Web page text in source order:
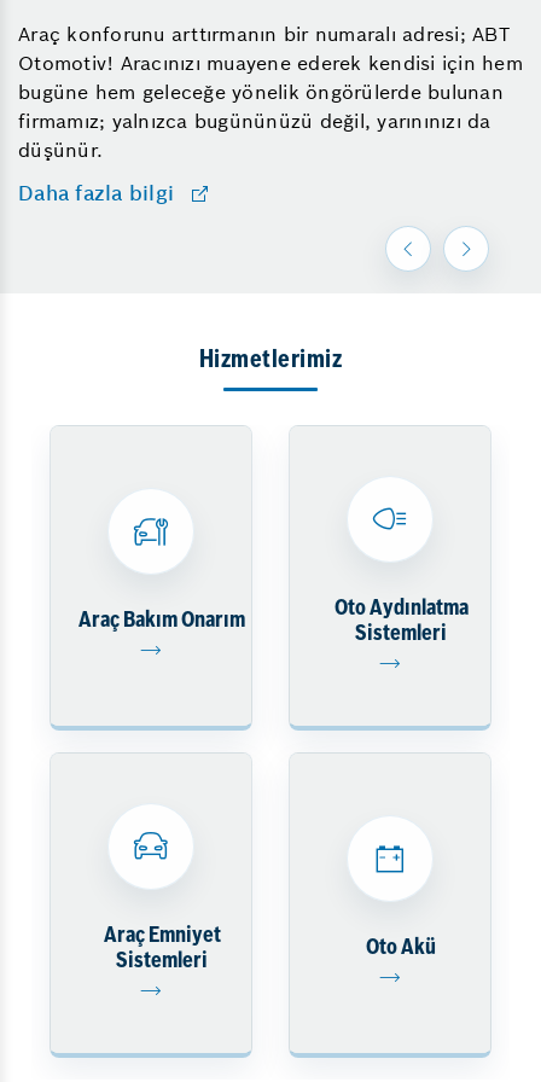
Araç konforunu arttırmanın bir numaralı adresi; ABT
Otomotiv! Aracınızı muayene ederek kendisi için hem
bugüne hem geleceğe yönelik öngörülerde bulunan
firmamız; yalnızca bugününüzü değil, yarınınızı da
düşünür.
Daha fazla bilgi
Hizmetlerimiz
Araç Bakım Onarım
Oto Aydınlatma
Sistemleri
Araç Emniyet
Sistemleri
Oto Akü